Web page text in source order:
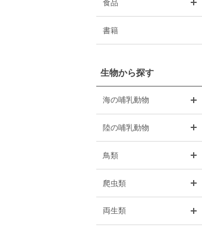
食品
書籍
生物から探す
海の哺乳動物
陸の哺乳動物
鳥類
爬虫類
両生類